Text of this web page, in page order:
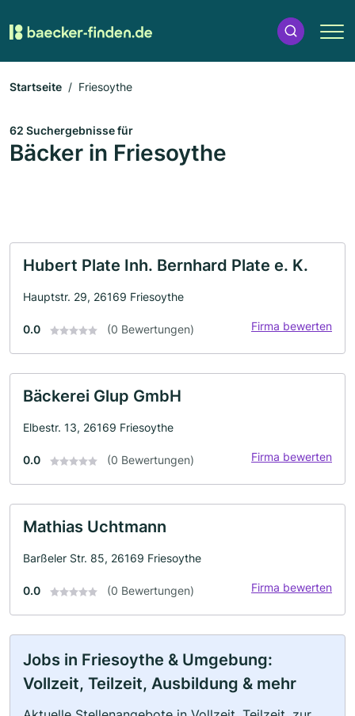
Startseite Friesoythe
62 Suchergebnisse für
Bäcker in Friesoythe
Hubert Plate Inh. Bernhard Plate e. K.
Hauptstr. 29, 26169 Friesoythe
0.0 (0 Bewertungen) Firma bewerten
Bäckerei Glup GmbH
Elbestr. 13, 26169 Friesoythe
0.0 (0 Bewertungen) Firma bewerten
Mathias Uchtmann
Barßeler Str. 85, 26169 Friesoythe
0.0 (0 Bewertungen) Firma bewerten
Jobs in Friesoythe & Umgebung:
Vollzeit, Teilzeit, Ausbildung & mehr